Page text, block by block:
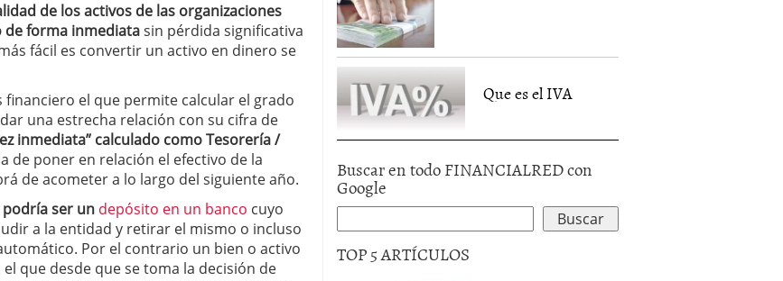
de los activos de las organizaciones
de forma inmediatasin pérdida significativa
fácil es convertir un activo en dinero se
financiero el que permite calcular el grado
una estrecha relación con su cifra de
inmediata” calculado como Tesorería /
de poner en relación el efectivo de la
de acometer a lo largo del siguiente año.
ser un depósito en un banco cuyo
a la entidad y retirar el mismo o incluso
Por el contrario un bien o activo
que desde que se toma la decisión de
Que es el IVA
Buscar en todo FINANCIALRED con
Google
TOP 5 ARTÍCULOS